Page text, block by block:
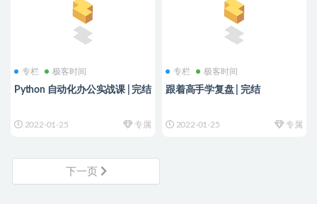
专栏 极客时间
Python 自动化办公实战课 | 完结
2022-01-25 专属
专栏 极客时间
跟着高手学复盘 | 完结
2022-01-25 专属
下一页